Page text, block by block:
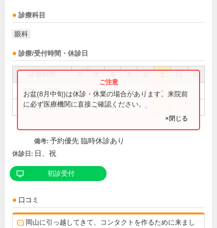
診療科目
眼科
診療/受付時間・休診日
祝
9:00～12:00 ● ● ● ● ●
15:30～18:00 ● ● ●
お盆(8月中旬)は休診・休業の場合があります。来院前
に必ず医療機関に直接ご確認ください。
×閉じる
備考: 予約優先 臨時休診あり
休診日: 日、祝
初診受付
口コミ
岡山に引っ越してきて、コンタクトを作るために来まし